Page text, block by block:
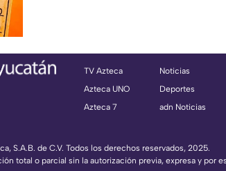
TV Azteca
Azteca UNO
Azteca 7
Noticias
Deportes
adn Noticias
S.A.B. de C.V. Todos los derechos reservados, 2025.
total o parcial sin la autorización previa, expresa y por